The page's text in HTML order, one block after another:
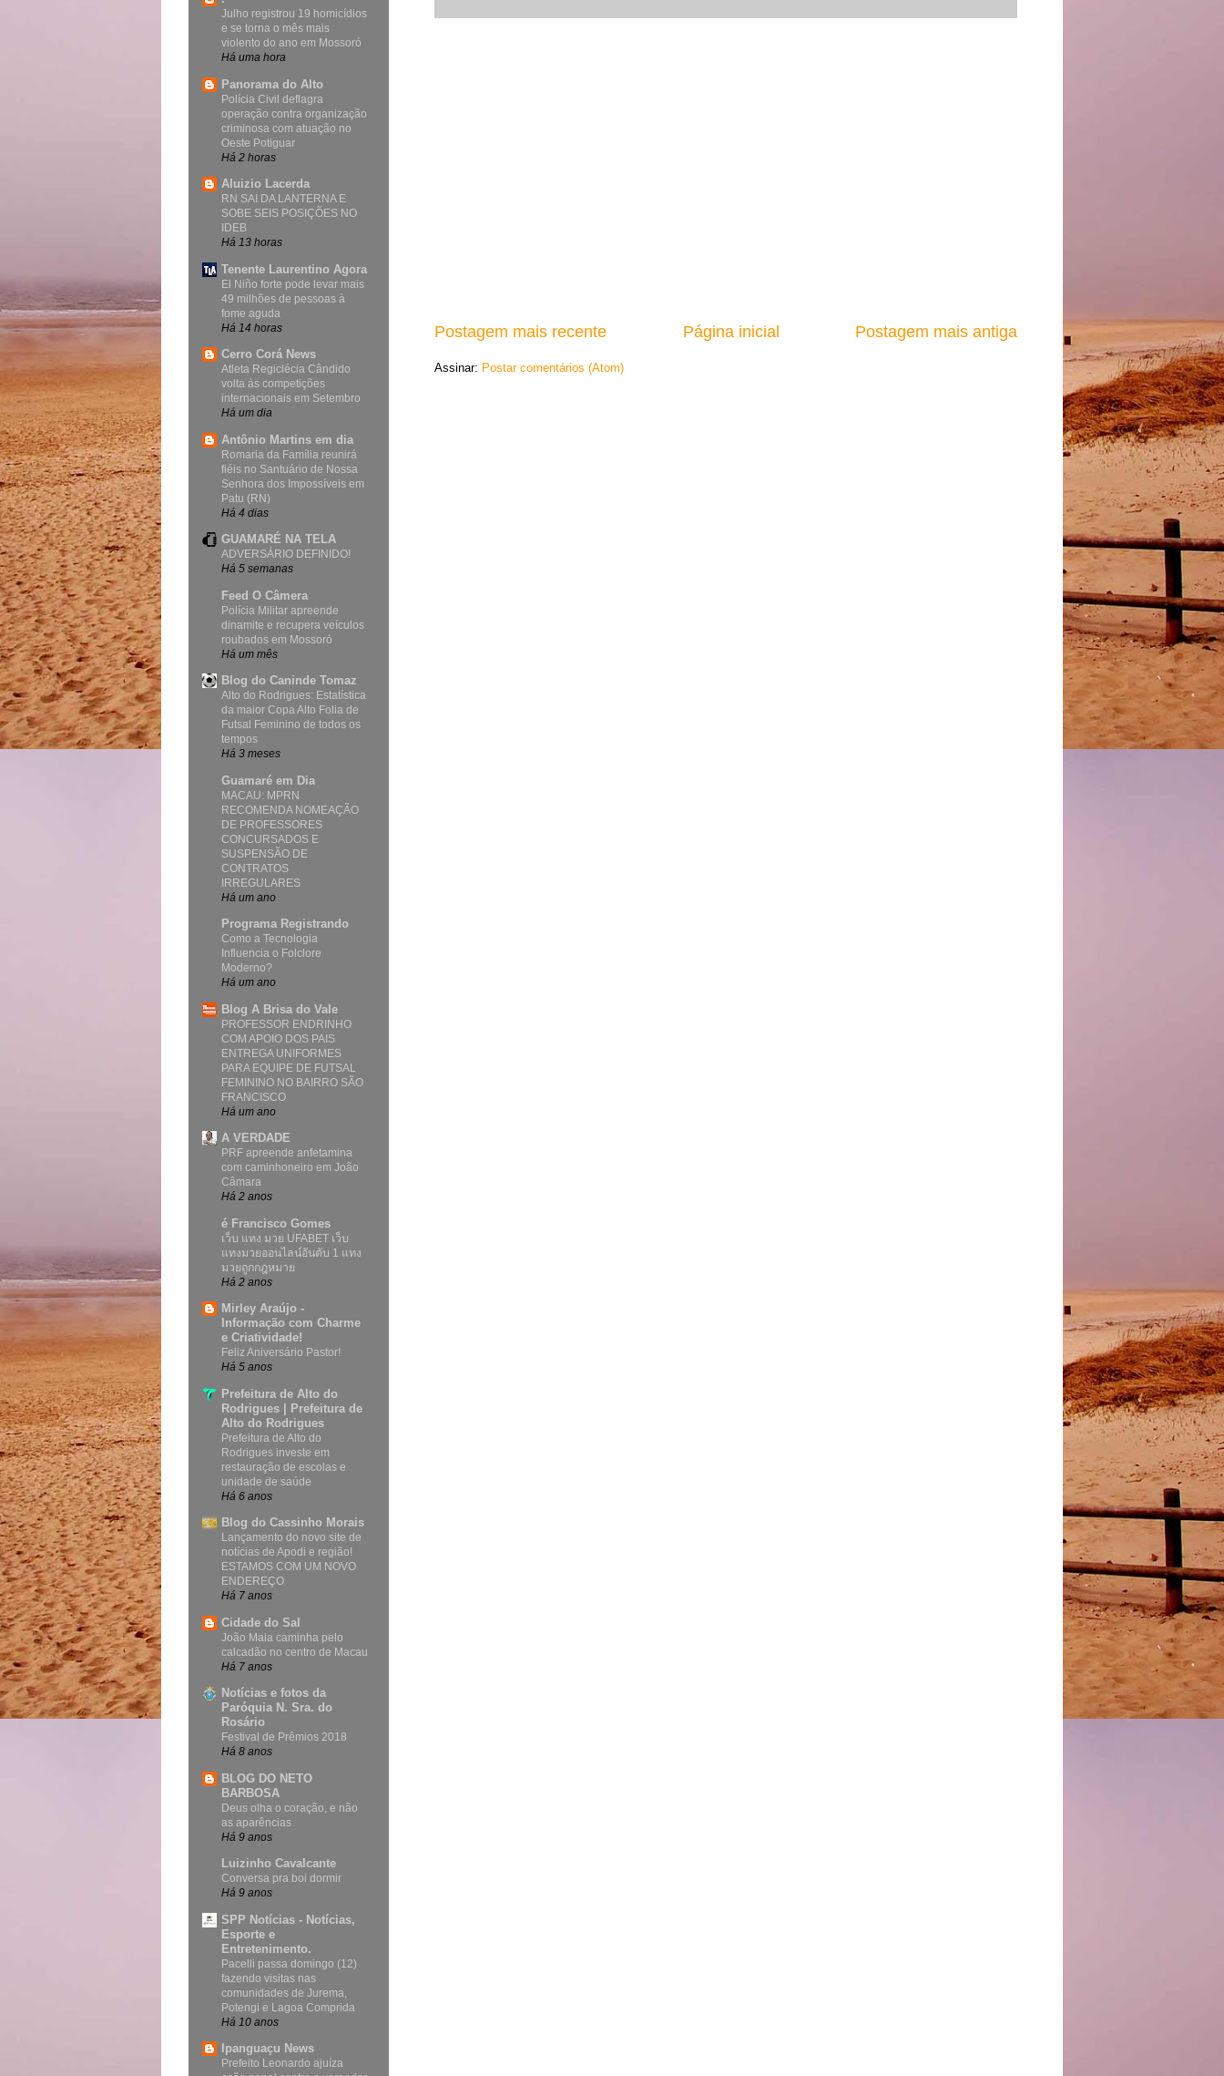
Postagem mais recente Postagem mais antiga
Página inicial
Assinar: Postar comentários (Atom)
Julho registrou 19 homicídios
e se torna o mês mais
violento do ano em Mossoró
Há uma hora
Panorama do Alto
Polícia Civil deflagra
operação contra organização
criminosa com atuação no
Oeste Potiguar
Há 2 horas
Aluizio Lacerda
RN SAI DA LANTERNA E
SOBE SEIS POSIÇÕES NO
IDEB
Há 13 horas
Tenente Laurentino Agora
El Niño forte pode levar mais
49 milhões de pessoas à
fome aguda
Há 14 horas
Cerro Corá News
Atleta Regiclécia Cândido
volta às competições
internacionais em Setembro
Há um dia
Antônio Martins em dia
Romaria da Família reunirá
fiéis no Santuário de Nossa
Senhora dos Impossíveis em
Patu (RN)
Há 4 dias
GUAMARÉ NA TELA
ADVERSÁRIO DEFINIDO!
Há 5 semanas
Feed O Câmera
Polícia Militar apreende
dinamite e recupera veículos
roubados em Mossoró
Há um mês
Blog do Caninde Tomaz
Alto do Rodrigues: Estatística
da maior Copa Alto Folia de
Futsal Feminino de todos os
tempos
Há 3 meses
Guamaré em Dia
MACAU: MPRN
RECOMENDA NOMEAÇÃO
DE PROFESSORES
CONCURSADOS E
SUSPENSÃO DE
CONTRATOS
IRREGULARES
Há um ano
Programa Registrando
Como a Tecnologia
Influencia o Folclore
Moderno?
Há um ano
Blog A Brisa do Vale
PROFESSOR ENDRINHO
COM APOIO DOS PAIS
ENTREGA UNIFORMES
PARA EQUIPE DE FUTSAL
FEMININO NO BAIRRO SÃO
FRANCISCO
Há um ano
A VERDADE
PRF apreende anfetamina
com caminhoneiro em João
Câmara
Há 2 anos
é Francisco Gomes
เว็บ แทง มวย UFABET เว็บ
แทงมวยออนไลน์อันดับ 1 แทง
มวยถูกกฎหมาย
Há 2 anos
Mirley Araújo -
Informação com Charme
e Criatividade!
Feliz Aniversário Pastor!
Há 5 anos
Prefeitura de Alto do
Rodrigues | Prefeitura de
Alto do Rodrigues
Prefeitura de Alto do
Rodrigues investe em
restauração de escolas e
unidade de saúde
Há 6 anos
Blog do Cassinho Morais
Lançamento do novo site de
notícias de Apodi e região!
ESTAMOS COM UM NOVO
ENDEREÇO
Há 7 anos
Cidade do Sal
João Maia caminha pelo
calcadão no centro de Macau
Há 7 anos
Notícias e fotos da
Paróquia N. Sra. do
Rosário
Festival de Prêmios 2018
Há 8 anos
BLOG DO NETO
BARBOSA
Deus olha o coração, e não
as aparências
Há 9 anos
Luizinho Cavalcante
Conversa pra boi dormir
Há 9 anos
SPP Notícias - Notícias,
Esporte e
Entretenimento.
Pacelli passa domingo (12)
fazendo visitas nas
comunidades de Jurema,
Potengi e Lagoa Comprida
Há 10 anos
Ipanguaçu News
Prefeito Leonardo ajuíza